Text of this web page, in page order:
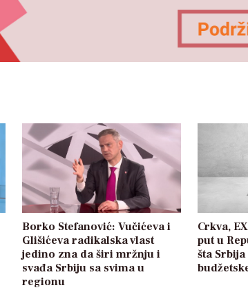
Borko Stefanović: Vučićeva i
Glišićeva radikalska vlast
jedino zna da širi mržnju i
svađa Srbiju sa svima u
regionu
Crkva,
put u
šta